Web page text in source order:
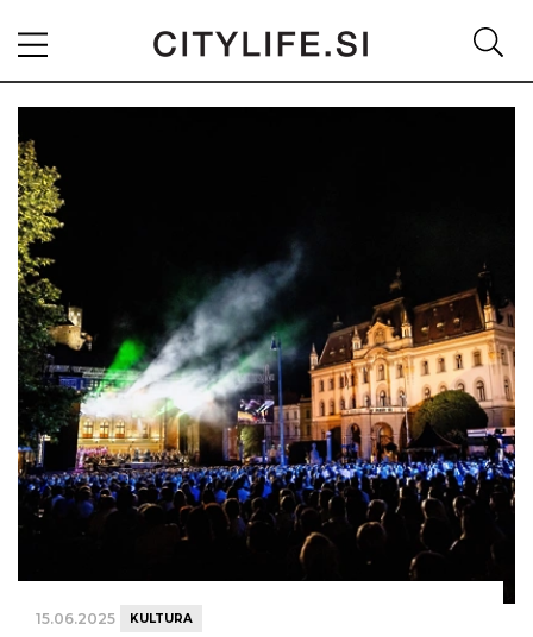
15.06.2025 KULTURA